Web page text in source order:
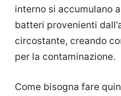
interno si accumulano
batteri provenienti
circostante, creando
per la contaminazione.
Come bisogna fare